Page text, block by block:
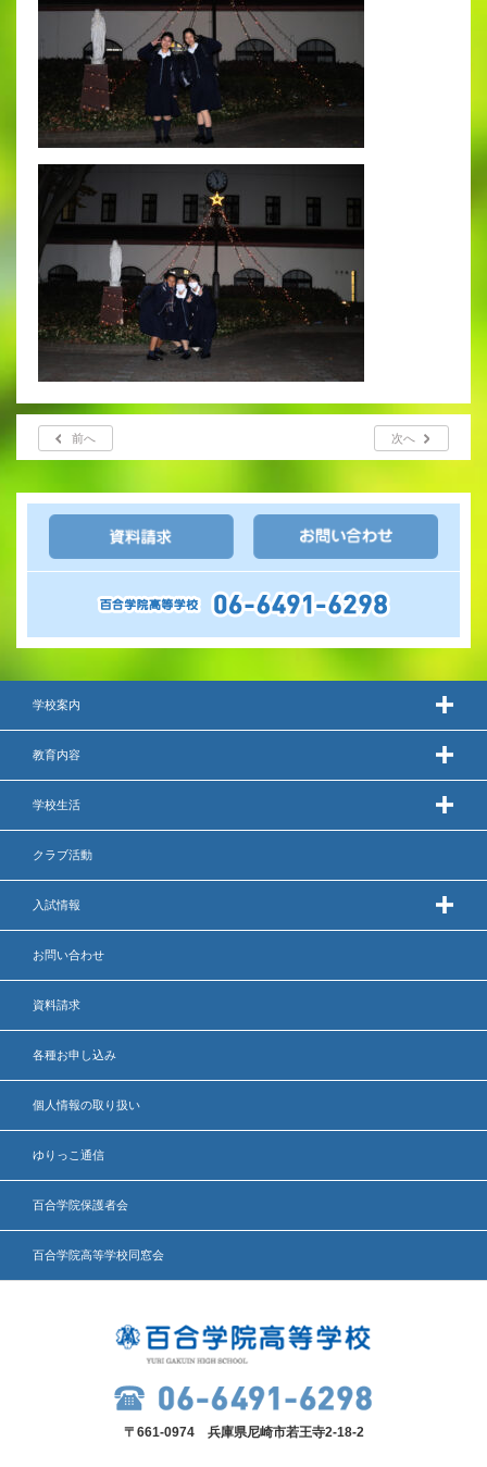
前へ 次へ
学校案内
教育内容
学校生活
クラブ活動
入試情報
お問い合わせ
資料請求
各種お申し込み
個人情報の取り扱い
ゆりっこ通信
百合学院保護者会
百合学院高等学校同窓会
〒661-0974 兵庫県尼崎市若王寺2-18-2